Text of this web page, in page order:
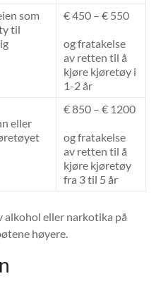
som
til
€ 450 – € 550
og fratakelse
av retten til å
kjøre kjøretøy i
1-2 år
eller
€ 850 – € 1200
og fratakelse
av retten til å
kjøre kjøretøy
fra 3 til 5 år
alkohol eller narkotika på
høyere.